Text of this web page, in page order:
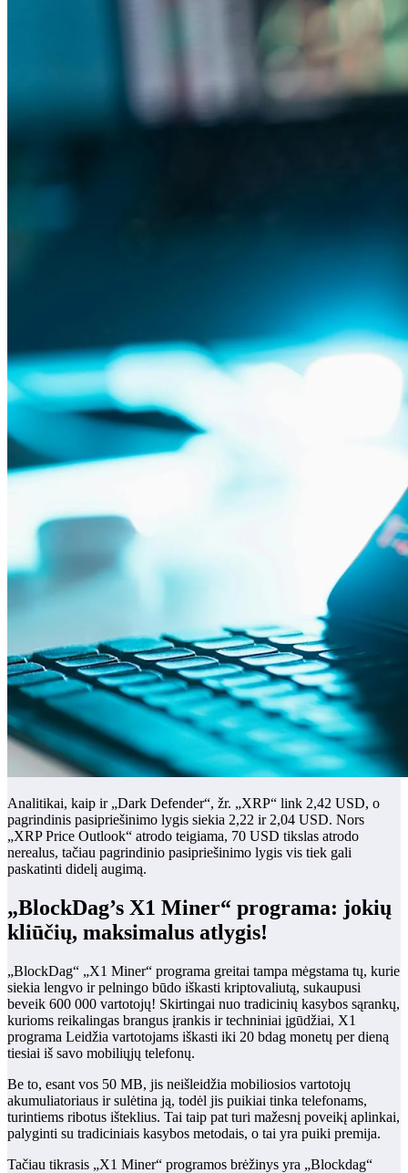
Analitikai, kaip ir „Dark Defender“, žr. „XRP“ link 2,42 USD, o
pagrindinis pasipriešinimo lygis siekia 2,22 ir 2,04 USD. Nors
„XRP Price Outlook“ atrodo teigiama, 70 USD tikslas atrodo
nerealus, tačiau pagrindinio pasipriešinimo lygis vis tiek gali
paskatinti didelį augimą.
„BlockDag’s X1 Miner“ programa: jokių
kliūčių, maksimalus atlygis!
„BlockDag“ „X1 Miner“ programa greitai tampa mėgstama tų, kurie
siekia lengvo ir pelningo būdo iškasti kriptovaliutą, sukaupusi
beveik 600 000 vartotojų! Skirtingai nuo tradicinių kasybos sąrankų,
kurioms reikalingas brangus įrankis ir techniniai įgūdžiai, X1
programa Leidžia vartotojams iškasti iki 20 bdag monetų per dieną
tiesiai iš savo mobiliųjų telefonų.
Be to, esant vos 50 MB, jis neišleidžia mobiliosios vartotojų
akumuliatoriaus ir sulėtina ją, todėl jis puikiai tinka telefonams,
turintiems ribotus išteklius. Tai taip pat turi mažesnį poveikį aplinkai,
palyginti su tradiciniais kasybos metodais, o tai yra puiki premija.
Tačiau tikrasis „X1 Miner“ programos brėžinys yra „Blockdag“